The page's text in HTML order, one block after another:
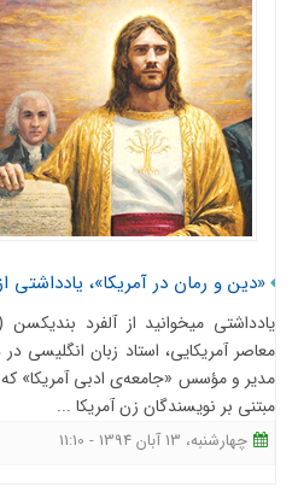
«دین و رمان در آمریكا»، یادداشتی
معاصر آمریکایی، استاد زبان انگلیسی
مدیر و مؤسس «جامعه‌ی ادبی آمریكا»
مبتنی بر نویسندگان زن آمریكا ...
چهارشنبه، 13 آبان 1394 - 11:10